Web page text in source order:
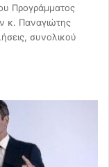
Προγράμματος
κ. Παναγιώτης
συνολικού